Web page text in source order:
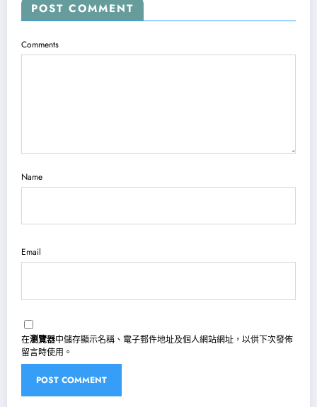
POST COMMENT
Comments
Name
Email
在瀏覽器中儲存顯示名稱、電子郵件地址及個人網站網址，以供下次發佈
留言時使用。